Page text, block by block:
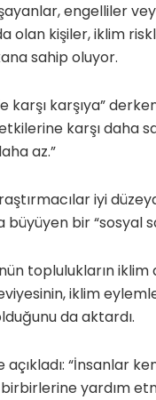
engelliler
olan kişiler, iklim
sahip oluyor.
karşıya”
karşı daha
az.”
iyi
bir “sosyal
toplulukların
iklim
da aktardı.
“İnsanlar
yardım